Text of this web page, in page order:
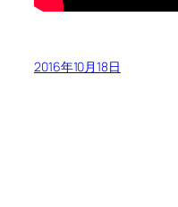
2016年10月18日